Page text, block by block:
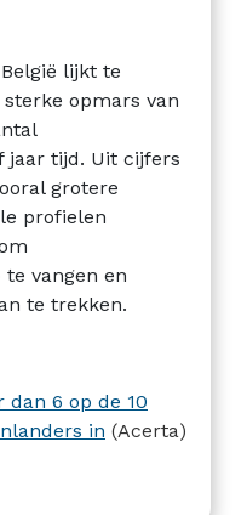
lijkt te
opmars van
jaar tijd. Uit cijfers
grotere
profielen
vangen en
te trekken.
dan 6 op de 10
in (Acerta)